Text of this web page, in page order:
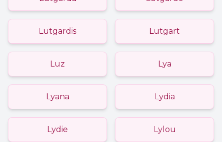
Lutgardis Lutgart
Luz Lya
Lyana Lydia
Lydie Lylou